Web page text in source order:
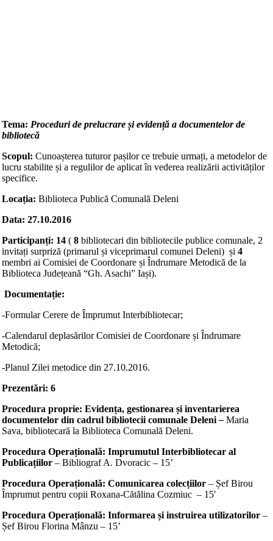
Tema: Proceduri de prelucrare și evidență a documentelor de
bibliotecă
Scopul: Cunoașterea tuturor pașilor ce trebuie urmați, a metodelor de
lucru stabilite și a regulilor de aplicat în vederea realizării activităților
specifice.
Locația: Biblioteca Publică Comunală Deleni
Data: 27.10.2016
Participanți: 14 ( 8 bibliotecari din bibliotecile publice comunale, 2
invitați surpriză (primarul și viceprimarul comunei Deleni) și 4
membri ai Comisiei de Coordonare și Îndrumare Metodică de la
Biblioteca Județeană “Gh. Asachi” Iași).
Documentație:
-Formular Cerere de Împrumut Interbibliotecar;
-Calendarul deplasărilor Comisiei de Coordonare și Îndrumare
Metodică;
-Planul Zilei metodice din 27.10.2016.
Prezentări: 6
Procedura proprie: Evidența, gestionarea și inventarierea
documentelor din cadrul bibliotecii comunale Deleni– Maria
Sava, bibliotecară la Biblioteca Comunală Deleni.
Procedura Operațională: Imprumutul Interbibliotecar al
Publicațiilor – Bibliograf A. Dvoracic – 15’
Procedura Operațională: Comunicarea colecțiilor – Șef Birou
Împrumut pentru copii Roxana-Cătălina Cozmiuc – 15′
Procedura Operațională: Informarea și instruirea utilizatorilor –
Șef Birou Florina Mânzu – 15’